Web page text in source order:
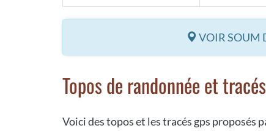
VOIR SOUM
Topos de randonnée et
Voici des topos et les tracés gps